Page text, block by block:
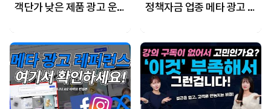
객단가 낮은 제품 광고 운영 전략!(돈많이 쓴다고 정답이 아님!) 정책자금 업종 메타 광고 - 질 낮은 DB 거르는 방법